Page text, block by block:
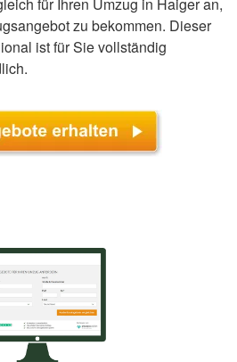
zu bekommen. Dieser
ist für Sie vollständig